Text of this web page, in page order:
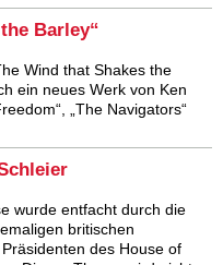
Barley“
Wind that Shakes the
ein neues Werk von Ken
„The Navigators“
wurde entfacht durch die
britischen
des House of